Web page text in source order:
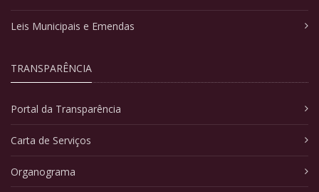
Leis Municipais e Emendas
TRANSPARÊNCIA
Portal da Transparência
Carta de Serviços
Organograma